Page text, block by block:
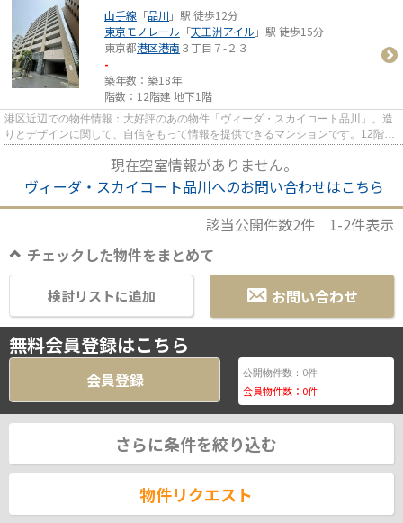
山手線 「品川 」駅 徒歩12分
東京モノレール 「天王洲アイル 」駅 徒歩15分
東京都港区港南 ３丁目７-２３
-
築年数：築18年
階数：12階建 地下1階
港区近辺での物件情報：大好評のあの物件「ヴィーダ・スカイコート品川」。造
りとデザインに関して、自信をもって情報を提供できるマンションです。12階建
現在空室情報がありません。
ヴィーダ・スカイコート品川へのお問い合わせはこちら
該当公開件数2件 1-2件表示
チェックした物件をまとめて
お問い合わせ
検討リストに追加
無料会員登録はこちら
会員登録 公開物件数： 0件
会員物件数： 0件
さらに条件を絞り込む
物件リクエスト